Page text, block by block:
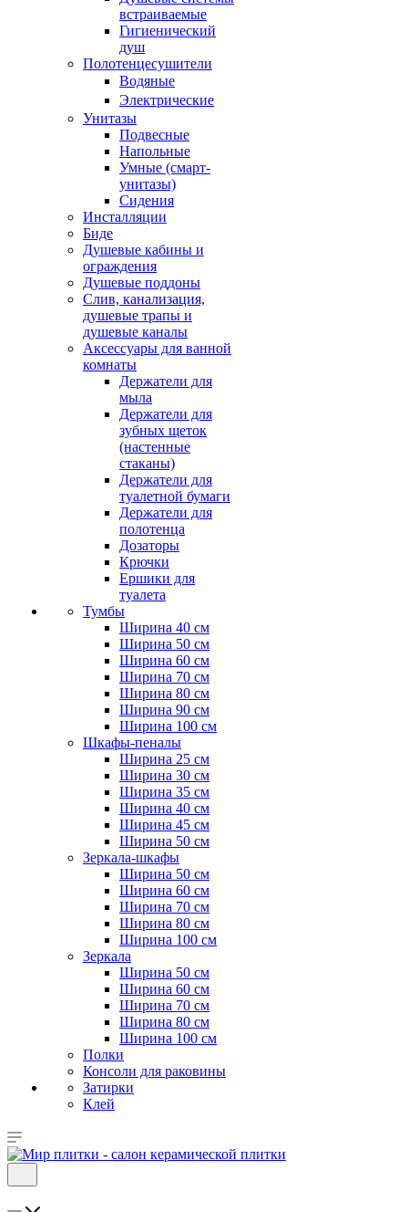
встраиваемые
Гигиенический
душ
Полотенцесушители
ㅤВодяные
ㅤЭлектрические
Унитазы
Подвесные
Напольные
Умные (смарт-
унитазы)
Сидения
Инсталляции
Биде
Душевые кабины и
ограждения
Душевые поддоны
Слив, канализация,
душевые трапы и
душевые каналы
Аксессуары для ванной
комнаты
Держатели для
мыла
Держатели для
зубных щеток
(настенные
стаканы)
Держатели для
туалетной бумаги
Держатели для
полотенца
Дозаторы
Крючки
Ершики для
туалета
Тумбы
Ширина 40 см
Ширина 50 см
Ширина 60 см
Ширина 70 см
Ширина 80 см
Ширина 90 см
Ширина 100 см
Шкафы-пеналы
Ширина 25 см
Ширина 30 см
Ширина 35 см
Ширина 40 см
Ширина 45 см
Ширина 50 см
Зеркала-шкафы
Ширина 50 см
Ширина 60 см
Ширина 70 см
Ширина 80 см
Ширина 100 см
Зеркала
Ширина 50 см
Ширина 60 см
Ширина 70 см
Ширина 80 см
Ширина 100 см
Полки
Консоли для раковины
Затирки
Клей